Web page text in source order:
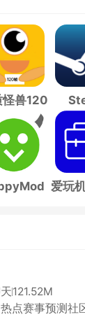
怪兽120
帧
爱玩
121.52M
点赛事预测社